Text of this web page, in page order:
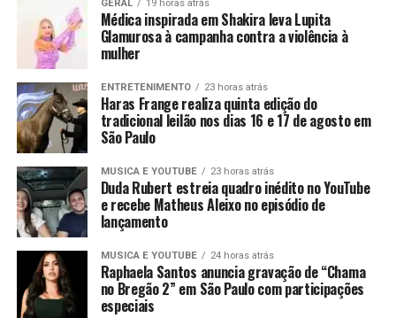
GERAL 19 horas atrás
Médica inspirada em Shakira leva Lupita
Glamurosa à campanha contra a violência à
mulher
ENTRETENIMENTO 23 horas atrás
Haras Frange realiza quinta edição do
tradicional leilão nos dias 16 e 17 de agosto em
São Paulo
MUSICA E YOUTUBE 23 horas atrás
Duda Rubert estreia quadro inédito no YouTube
e recebe Matheus Aleixo no episódio de
lançamento
MUSICA E YOUTUBE 24 horas atrás
Raphaela Santos anuncia gravação de “Chama
no Bregão 2” em São Paulo com participações
especiais